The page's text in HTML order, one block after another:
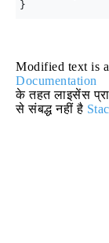
Modified text is
Documentation
के तहत लाइसेंस
से संबद्ध नहीं है